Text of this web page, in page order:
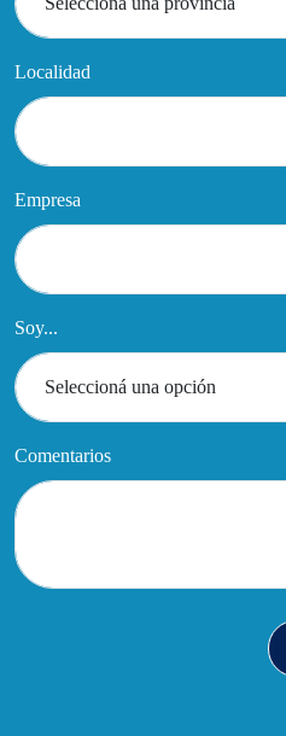
Localidad
Empresa
Soy...
Comentarios